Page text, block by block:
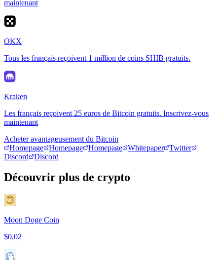
maintenant
OKX
Tous les français reçoivent 1 million de coins SHIB gratuits.
Kraken
Les français reçoivent 25 euros de Bitcoin gratuits. Inscrivez-vous
maintenant
Acheter avantageusement du Bitcoin
Homepage
Homepage Homepage Whitepaper
Twitter
Discord
Discord
Découvrir plus de crypto
Moon Doge Coin
$0,02